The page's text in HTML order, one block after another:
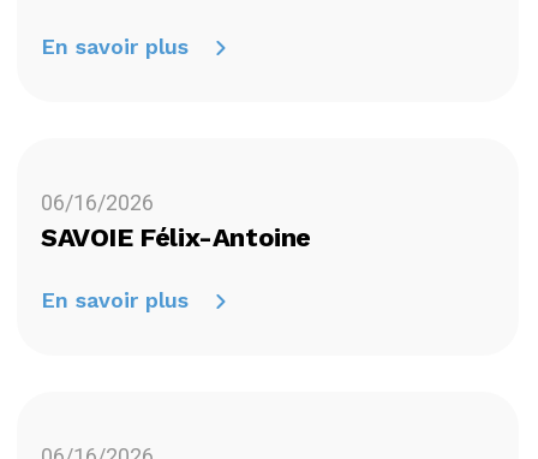
En savoir plus
06/16/2026
SAVOIE Félix-Antoine
En savoir plus